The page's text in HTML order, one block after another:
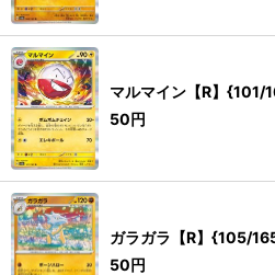
マルマイン【R】
50円
ガラガラ【R】{105/
50円